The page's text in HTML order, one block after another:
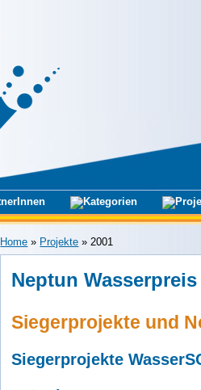
Home » Projekte » 2001
Neptun Wasserpreis
Siegerprojekte und
Siegerprojekte